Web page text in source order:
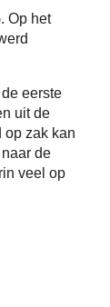
. Op het
eerste
uit de
op zak kan
de
veel op